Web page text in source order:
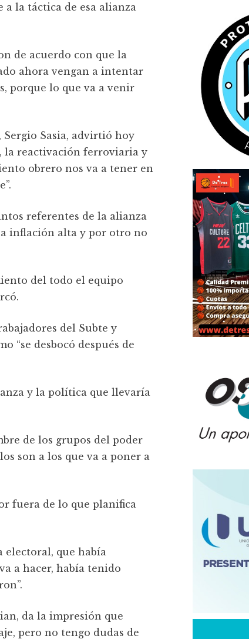
a la táctica de esa alianza
de acuerdo con que la
ahora vengan a intentar
porque lo que va a venir
Sasia, advirtió hoy
la reactivación ferroviaria y
obrero nos va a tener en
referentes de la alianza
inflación alta y por otro no
del todo el equipo
del Subte y
“se desbocó después de
y la política que llevaría
de los grupos del poder
son a los que va a poner a
fuera de lo que planifica
electoral, que había
a hacer, había tenido
da la impresión que
pero no tengo dudas de